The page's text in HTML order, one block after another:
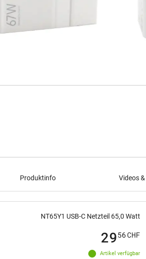
Produktinfo Videos
NT65Y1 USB-C Netzteil 65,0 Watt
Artikel verfügbar
2956CHF